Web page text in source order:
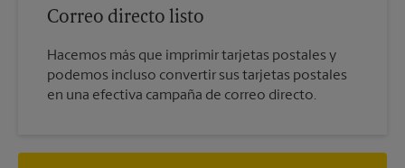
Correo directo listo
Hacemos más que imprimir tarjetas postales y
podemos incluso convertir sus tarjetas postales
en una efectiva campaña de correo directo.